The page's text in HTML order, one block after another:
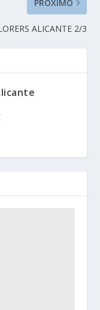
PRÓXIMO
ALICANTE 2/3